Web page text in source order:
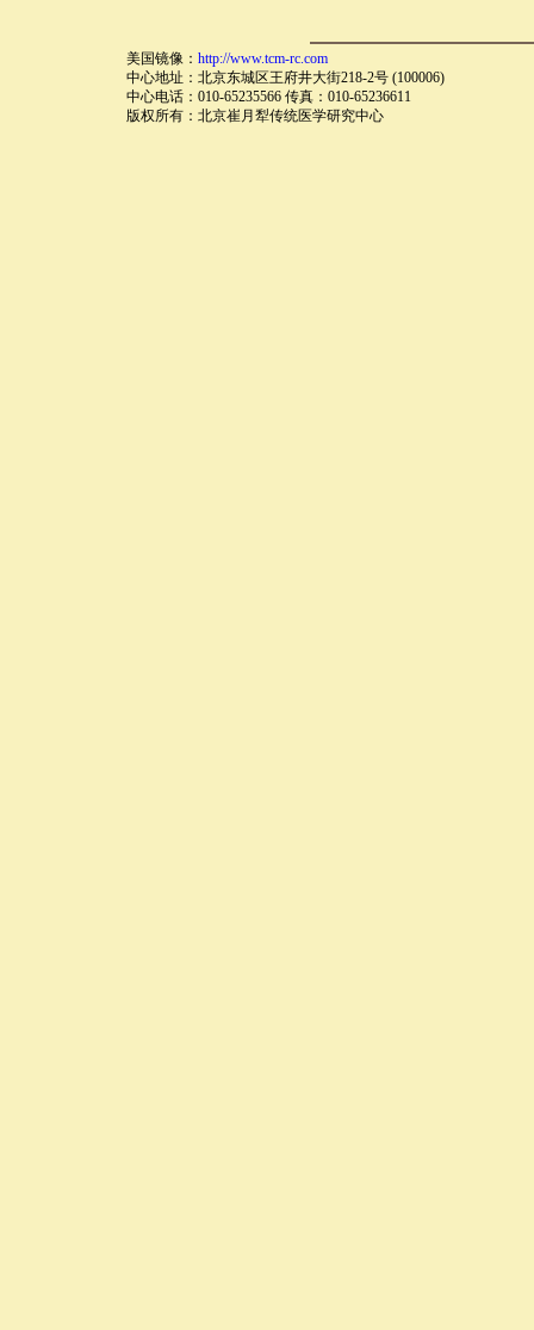
美国镜像： http://www.tcm-rc.com
中心地址：北京东城区王府井大街218-2号 (100006)
中心电话：010-65235566 传真：010-65236611
版权所有：北京崔月犁传统医学研究中心